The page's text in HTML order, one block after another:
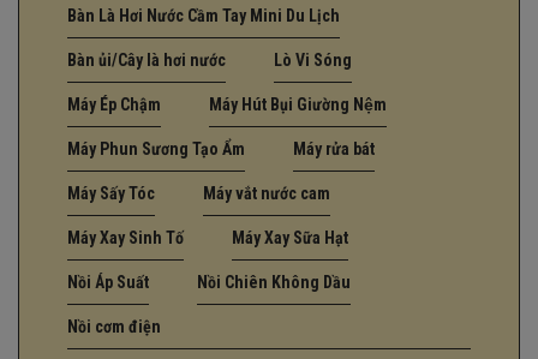
Bàn Là Hơi Nước Cầm Tay Mini Du Lịch
Bàn ủi/Cây là hơi nước Lò Vi Sóng
Máy Ép Chậm Máy Hút Bụi Giường Nệm
Máy Phun Sương Tạo Ẩm Máy rửa bát
Máy Sấy Tóc Máy vắt nước cam
Máy Xay Sinh Tố Máy Xay Sữa Hạt
Nồi Áp Suất Nồi Chiên Không Dầu
Nồi cơm điện